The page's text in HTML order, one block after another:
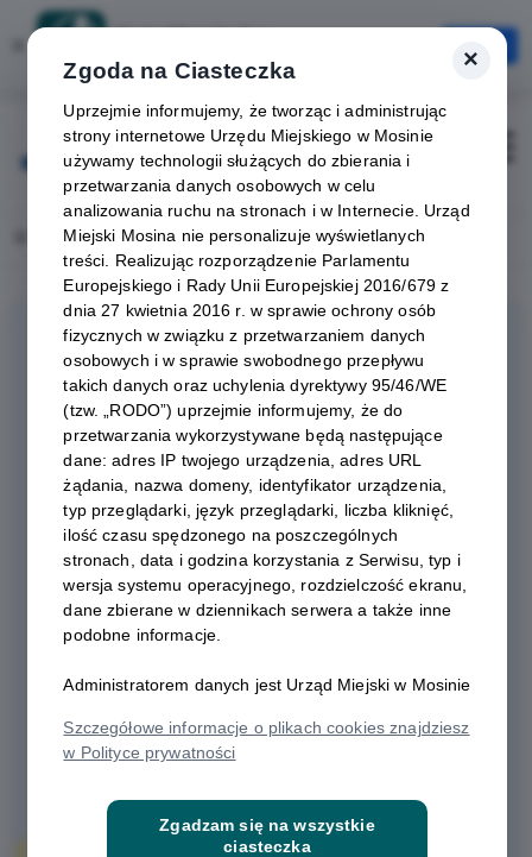
× Szybciej, wygodniej, zawsze pod ręką
Otwórz
Zaloguj
Home Wydarzenia Wakacje 2026
×
Zgoda na Ciasteczka
Uprzejmie informujemy, że tworząc i administrując
strony internetowe Urzędu Miejskiego w Mosinie
używamy technologii służących do zbierania i
przetwarzania danych osobowych w celu
analizowania ruchu na stronach i w Internecie. Urząd
Miejski Mosina nie personalizuje wyświetlanych
treści. Realizując rozporządzenie Parlamentu
Europejskiego i Rady Unii Europejskiej 2016/679 z
dnia 27 kwietnia 2016 r. w sprawie ochrony osób
fizycznych w związku z przetwarzaniem danych
osobowych i w sprawie swobodnego przepływu
takich danych oraz uchylenia dyrektywy 95/46/WE
(tzw. „RODO”) uprzejmie informujemy, że do
przetwarzania wykorzystywane będą następujące
dane: adres IP twojego urządzenia, adres URL
żądania, nazwa domeny, identyfikator urządzenia,
typ przeglądarki, język przeglądarki, liczba kliknięć,
ilość czasu spędzonego na poszczególnych
stronach, data i godzina korzystania z Serwisu, typ i
wersja systemu operacyjnego, rozdzielczość ekranu,
dane zbierane w dziennikach serwera a także inne
podobne informacje.
Administratorem danych jest Urząd Miejski w Mosinie
Szczegółowe informacje o plikach cookies znajdziesz
w Polityce prywatności
Zgadzam się na wszystkie
ciasteczka